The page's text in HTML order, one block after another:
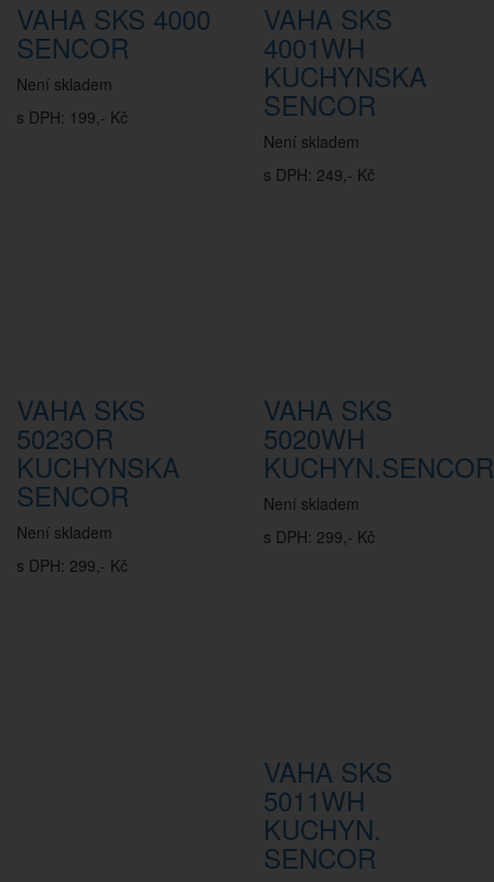
VAHA SKS 4000
SENCOR
Není skladem
s DPH: 199,- Kč
VAHA SKS
4001WH
KUCHYNSKA
SENCOR
Není skladem
s DPH: 249,- Kč
VAHA SKS
5023OR
KUCHYNSKA
SENCOR
Není skladem
s DPH: 299,- Kč
VAHA SKS
5020WH
KUCHYN.SENCOR
Není skladem
s DPH: 299,- Kč
VAHA SKS
5011WH
KUCHYN.
SENCOR